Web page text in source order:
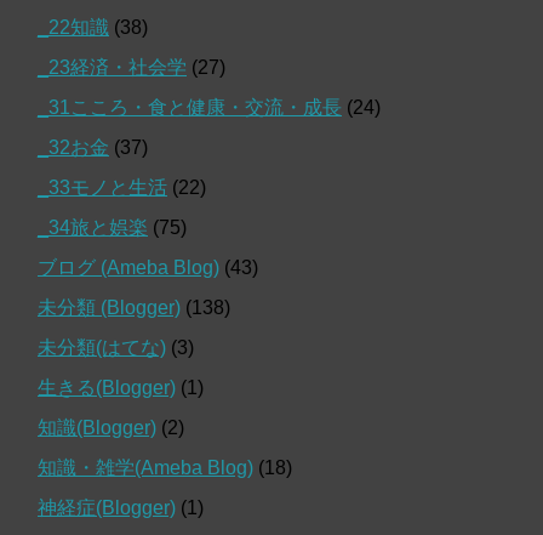
_22知識 (38)
_23経済・社会学 (27)
_31こころ・食と健康・交流・成長 (24)
_32お金 (37)
_33モノと生活 (22)
_34旅と娯楽 (75)
ブログ (Ameba Blog) (43)
未分類 (Blogger) (138)
未分類(はてな) (3)
生きる(Blogger) (1)
知識(Blogger) (2)
知識・雑学(Ameba Blog) (18)
神経症(Blogger) (1)